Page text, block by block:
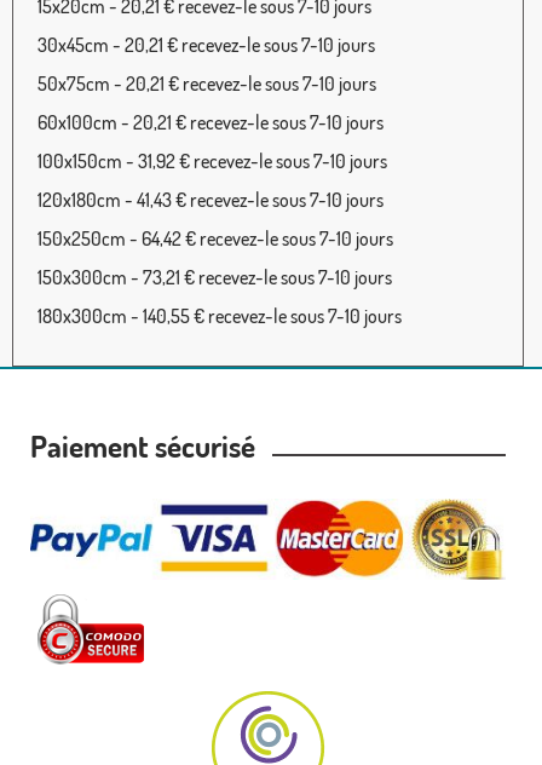
15x20cm - 20,21 € recevez-le sous 7-10 jours
30x45cm - 20,21 € recevez-le sous 7-10 jours
50x75cm - 20,21 € recevez-le sous 7-10 jours
60x100cm - 20,21 € recevez-le sous 7-10 jours
100x150cm - 31,92 € recevez-le sous 7-10 jours
120x180cm - 41,43 € recevez-le sous 7-10 jours
150x250cm - 64,42 € recevez-le sous 7-10 jours
150x300cm - 73,21 € recevez-le sous 7-10 jours
180x300cm - 140,55 € recevez-le sous 7-10 jours
Paiement sécurisé